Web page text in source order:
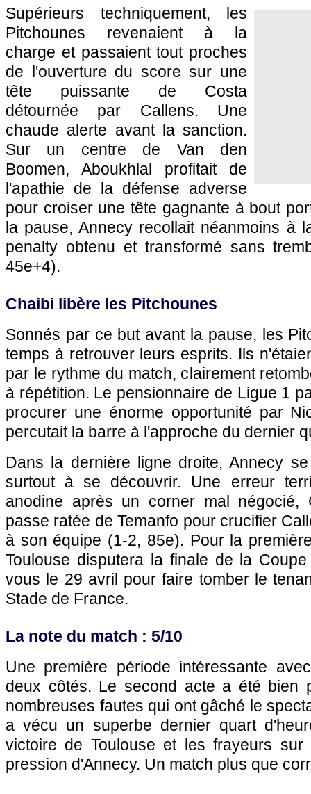
Supérieurs techniquement, les
Pitchounes revenaient à la
charge et passaient tout proches
de l'ouverture du score sur une
tête puissante de Costa
détournée par Callens. Une
chaude alerte avant la sanction.
Sur un centre de Van den
Boomen, Aboukhlal profitait de
l'apathie de la défense adverse
pour croiser une tête gagnante à bout
la pause, Annecy recollait néanmoins à
penalty obtenu et transformé sans
45e+4).
Chaibi libère les Pitchounes
Sonnés par ce but avant la pause, les
temps à retrouver leurs esprits. Ils
par le rythme du match, clairement
à répétition. Le pensionnaire de Ligue 1
procurer une énorme opportunité par
percutait la barre à l'approche du dernier
Dans la dernière ligne droite, Annecy
surtout à se découvrir. Une erreur
anodine après un corner mal négocié,
passe ratée de Temanfo pour crucifier
à son équipe (1-2, 85e). Pour la
Toulouse disputera la finale de la
vous le 29 avril pour faire tomber le
Stade de France.
La note du match : 5/10
Une première période intéressante
deux côtés. Le second acte a été bien
nombreuses fautes qui ont gâché le
a vécu un superbe dernier quart
victoire de Toulouse et les frayeurs
pression d'Annecy. Un match plus que